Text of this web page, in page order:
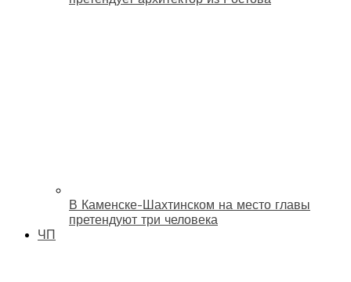
В Каменске-Шахтинском на место главы
претендуют три человека
ЧП